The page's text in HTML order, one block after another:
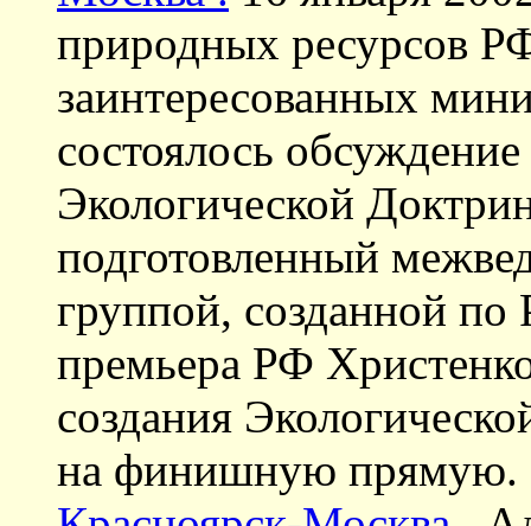
природных ресурсов
заинтересованных
состоялось
Экологической
подготовленный
группой, созданной
премьера РФ
создания
на финишную прямую.